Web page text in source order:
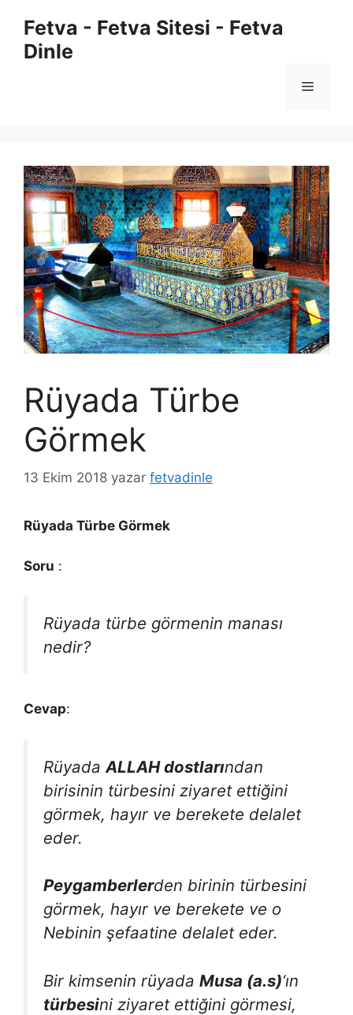
Fetva - Fetva Sitesi - Fetva
Dinle
Menü
Rüyada Türbe
Görmek
13 Ekim 2018 yazar fetvadinle
Rüyada Türbe Görmek
Soru :
Rüyada türbe görmenin manası
nedir?
Cevap:
Rüyada ALLAH dostlarından
birisinin türbesini ziyaret ettiğini
görmek, hayır ve berekete delalet
eder.
Peygamberlerden birinin türbesini
görmek, hayır ve berekete ve o
Nebinin şefaatine delalet eder.
Bir kimsenin rüyada Musa (a.s)‘ın
türbesini ziyaret ettiğini görmesi,